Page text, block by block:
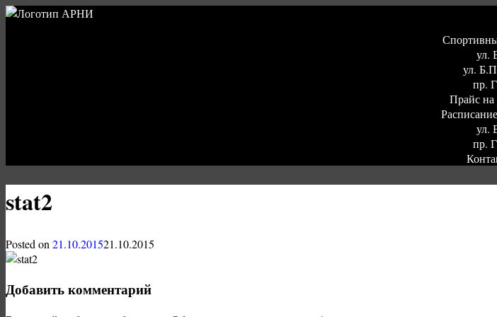
ул.
ул.
пр.
Прайс на
ул.
пр.
stat2
Posted on 21.10.201521.10.2015
Добавить комментарий